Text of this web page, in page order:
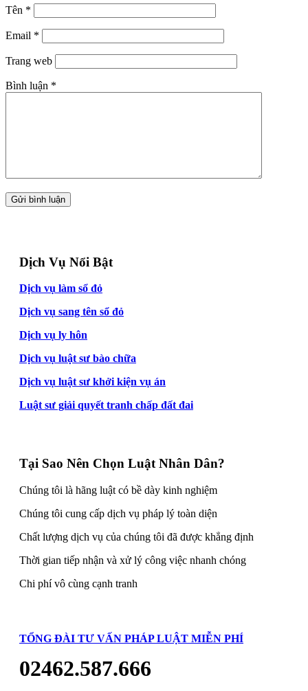
Tên *
Email *
Trang web
Bình luận *
Dịch Vụ Nổi Bật
Dịch vụ làm sổ đỏ
Dịch vụ sang tên sổ đỏ
Dịch vụ ly hôn
Dịch vụ luật sư bào chữa
Dịch vụ luật sư khởi kiện vụ án
Luật sư giải quyết tranh chấp đất đai
Tại Sao Nên Chọn Luật Nhân Dân?
Chúng tôi là hãng luật có bề dày kinh nghiệm
Chúng tôi cung cấp dịch vụ pháp lý toàn diện
Chất lượng dịch vụ của chúng tôi đã được khẳng định
Thời gian tiếp nhận và xử lý công việc nhanh chóng
Chi phí vô cùng cạnh tranh
TỔNG ĐÀI TƯ VẤN PHÁP LUẬT MIỄN PHÍ
02462.587.666